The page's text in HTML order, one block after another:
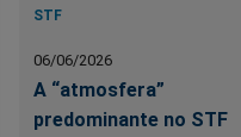
STF
06/06/2026
A “atmosfera”
predominante no STF